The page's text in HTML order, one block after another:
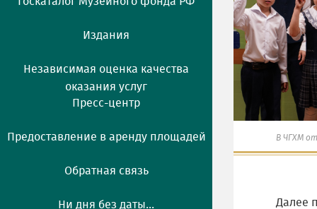
Издания
Независимая оценка качества
оказания услуг
Пресс-центр
Предоставление в аренду площадей
Обратная связь
Ни дня без даты...
В ЧГХМ
Далее